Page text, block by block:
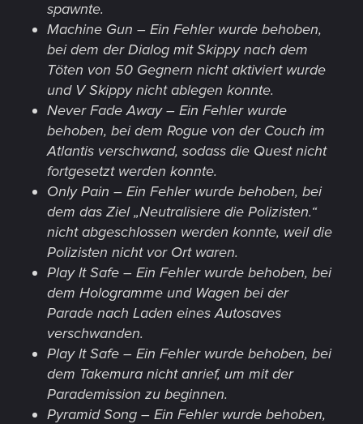
spawnte.
Machine Gun – Ein Fehler wurde behoben,
bei dem der Dialog mit Skippy nach dem
Töten von 50 Gegnern nicht aktiviert wurde
und V Skippy nicht ablegen konnte.
Never Fade Away – Ein Fehler wurde
behoben, bei dem Rogue von der Couch im
Atlantis verschwand, sodass die Quest nicht
fortgesetzt werden konnte.
Only Pain – Ein Fehler wurde behoben, bei
dem das Ziel „Neutralisiere die Polizisten.“
nicht abgeschlossen werden konnte, weil die
Polizisten nicht vor Ort waren.
Play It Safe – Ein Fehler wurde behoben, bei
dem Hologramme und Wagen bei der
Parade nach Laden eines Autosaves
verschwanden.
Play It Safe – Ein Fehler wurde behoben, bei
dem Takemura nicht anrief, um mit der
Parademission zu beginnen.
Pyramid Song – Ein Fehler wurde behoben,